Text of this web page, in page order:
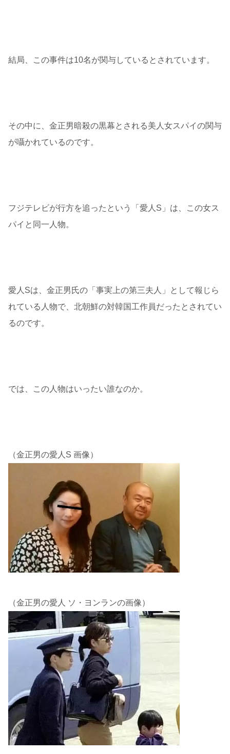
結局、この事件は10名が関与しているとされています。
その中に、金正男暗殺の黒幕とされる美人女スパイの関与
が囁かれているのです。
フジテレビが行方を追ったという「愛人S」は、この女ス
パイと同一人物。
愛人Sは、金正男氏の「事実上の第三夫人」として報じら
れている人物で、北朝鮮の対韓国工作員だったとされてい
るのです。
では、この人物はいったい誰なのか。
（金正男の愛人S 画像）
（金正男の愛人 ソ・ヨンランの画像）